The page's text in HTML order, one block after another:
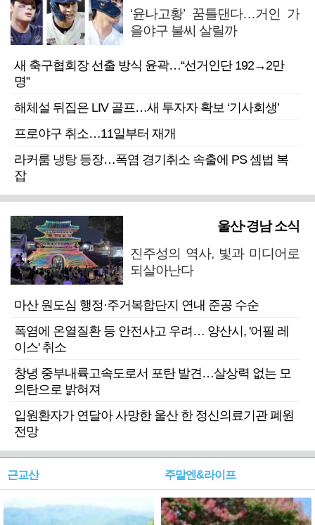
‘윤나고황’ 꿈틀댄다…거인 가
을야구 불씨 살릴까
새 축구협회장 선출 방식 윤곽…“선거인단 192→2만
명”
해체설 뒤집은 LIV 골프…새 투자자 확보 ‘기사회생’
프로야구 취소…11일부터 재개
라커룸 냉탕 등장…폭염 경기취소 속출에 PS 셈법 복
잡
울산·경남 소식
진주성의 역사, 빛과 미디어로
되살아난다
마산 원도심 행정·주거복합단지 연내 준공 수순
폭염에 온열질환 등 안전사고 우려… 양산시, '어필 레
이스' 취소
창녕 중부내륙고속도로서 포탄 발견…살상력 없는 모
의탄으로 밝혀져
입원환자가 연달아 사망한 울산 한 정신의료기관 폐원
전망
근교산 주말엔&라이프